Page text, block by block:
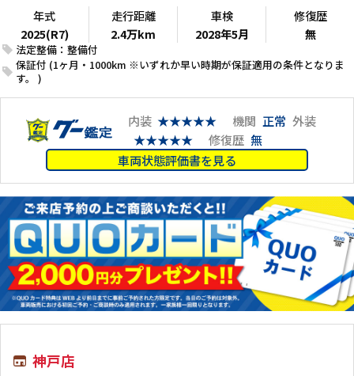
法定整備：整備付
保証付 (1ヶ月・1000km ※いずれか早い時期が保証適用の条件となりま
す。 )
年式
2025(R7)
走行距離
2.4万km
車検
2028年5月
修復歴
無
内装 ★★★★★ 機関 正常 外装
★★★★★
修復歴 無
車両状態評価書を見る
神戸店